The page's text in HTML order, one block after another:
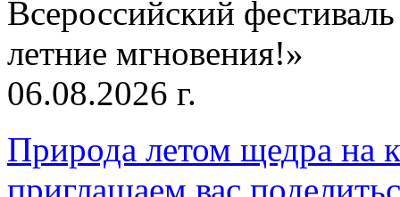
Всероссийский
летние мгновения!»
06.08.2026 г.
Природа летом щедра на
приглашаем вас